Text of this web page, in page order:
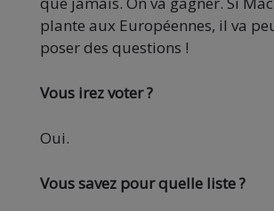
plante aux Européennes, il va
poser des questions !
Vous irez voter ?
Oui.
Vous savez pour quelle liste ?